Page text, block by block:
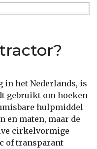
in het Nederlands, is
gebruikt om hoeken
hulpmiddel
en maten, maar de
cirkelvormige
of transparant